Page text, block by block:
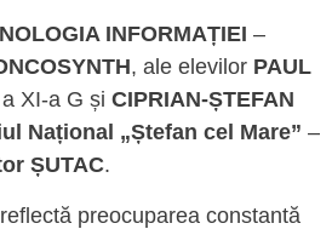
INFORMAȚIEI –
, ale elevilor PAUL
XI-a G și CIPRIAN-ȘTEFAN
Național „Ștefan cel Mare” –
ȘUTAC.
preocuparea constantă